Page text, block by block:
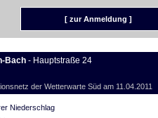
[ zur Anmeldung ]
Bach - Hauptstraße 24
der Wetterwarte Süd am 11.04.2011
Niederschlag